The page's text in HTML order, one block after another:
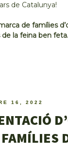
de Catalunya!
de famílies
de la feina ben feta.
16, 2022